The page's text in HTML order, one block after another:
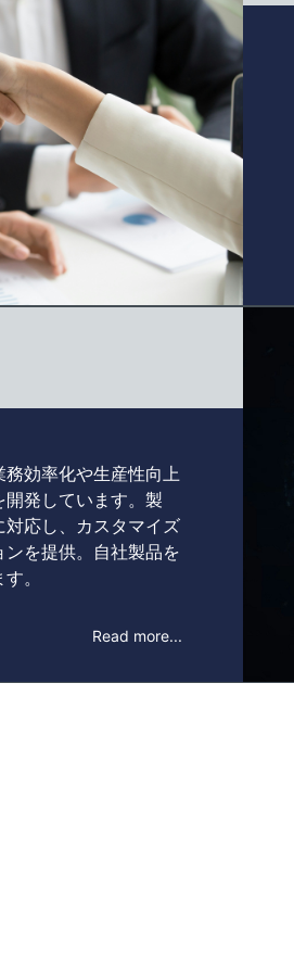
効率化や生産性向上
発しています。製
応し、カスタマイズ
を提供。自社製品を
。
Read more...